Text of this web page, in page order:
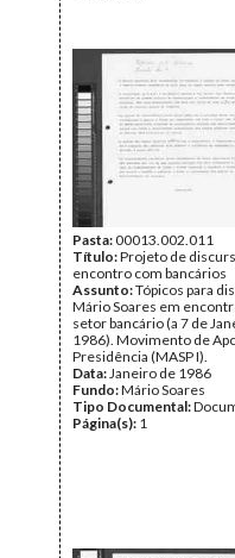
Pasta:00013.002.011
Título:Projeto de
encontro com bancários
Assunto:Tópicos para
Mário Soares em
setor bancário (a 7 de
1986). Movimento de
Presidência (MASP I).
Data:Janeiro de 1986
Fundo:Mário Soares
Tipo Documental:
Página(s): 1